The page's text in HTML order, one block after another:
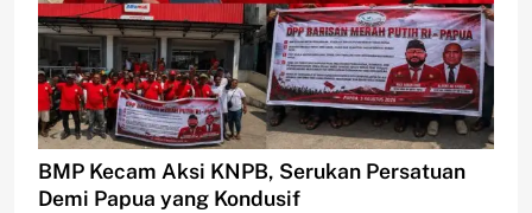
BMP Kecam Aksi KNPB, Serukan Persatuan
Demi Papua yang Kondusif